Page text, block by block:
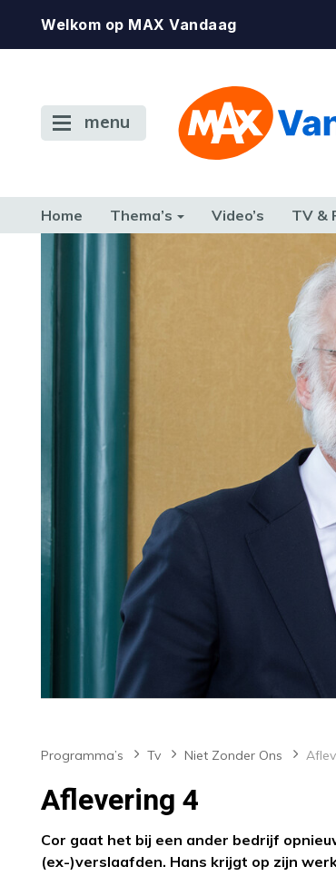
Welkom op MAX Vandaag
menu
Home Thema’s Video’s TV &
Programma’s Tv Niet Zonder Ons
Aflevering 4
Cor gaat het bij een ander bedrijf
(ex-)verslaafden. Hans krijgt op zijn